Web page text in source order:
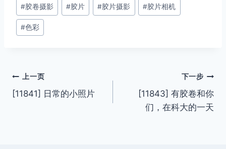
标
签：
#胶卷摄影 #胶片 #胶片摄影 #胶片相机
#色彩
文
章
上一页
[11841] 日常的小照片
下一步
[11843] 有胶卷和你
们，在科大的一天